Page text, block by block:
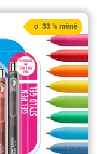
o 33 % méně